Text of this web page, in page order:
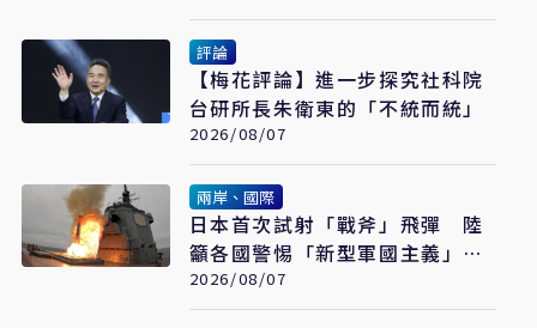
評論
【梅花評論】進一步探究社科院
台研所長朱衛東的「不統而統」
2026/08/07
兩岸、國際
日本首次試射「戰斧」飛彈 陸
籲各國警惕「新型軍國主義」發
展
2026/08/07